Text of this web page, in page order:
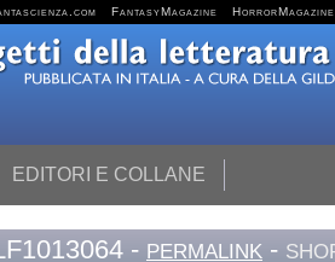
FantasyMagazine HorrorMagazine
EDITORI E COLLANE
- PERMALINK -